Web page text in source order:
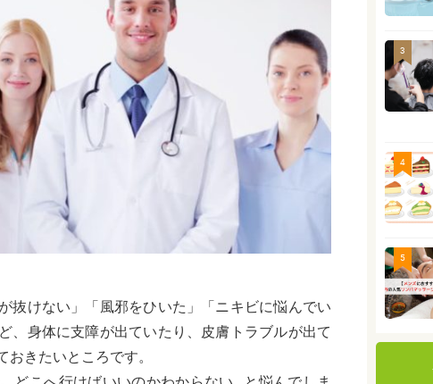
抜けない」「風邪をひいた」「ニキビに悩んでい
、身体に支障が出ていたり、皮膚トラブルが出て
きたいところです。
3
4
5